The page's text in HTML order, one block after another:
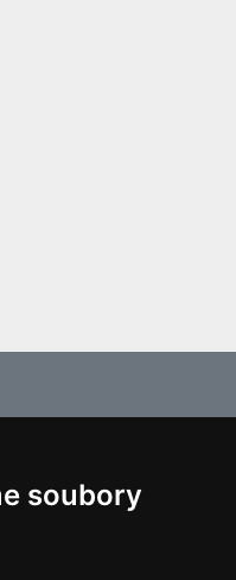
soubory
jarní sezona.
prodejna zavřena a